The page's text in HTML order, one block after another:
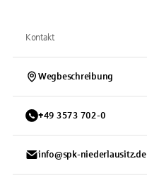
Kontakt
Wegbeschreibung
+49 3573 702-0
info@spk-niederlausitz.de